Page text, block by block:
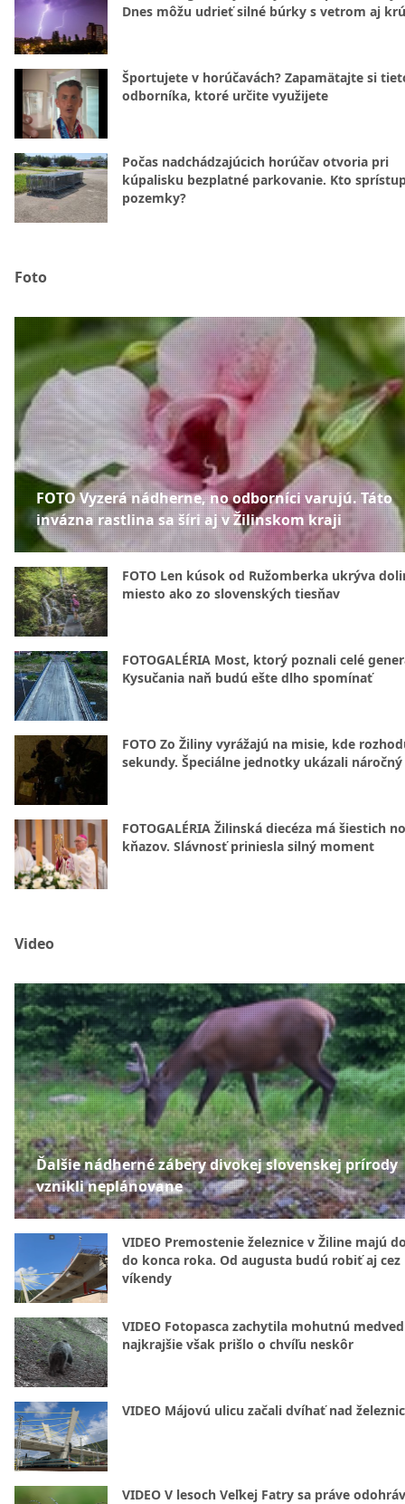
Dnes môžu udrieť silné búrky s vetrom aj
Športujete v horúčavách? Zapamätajte si
odborníka, ktoré určite využijete
Počas nadchádzajúcich horúčav otvoria pri
kúpalisku bezplatné parkovanie. Kto
pozemky?
Foto
FOTO Vyzerá nádherne, no odborníci varujú. Táto
invázna rastlina sa šíri aj v Žilinskom kraji
FOTO Len kúsok od Ružomberka ukrýva
miesto ako zo slovenských tiesňav
FOTOGALÉRIA Most, ktorý poznali celé
Kysučania naň budú ešte dlho spomínať
FOTO Zo Žiliny vyrážajú na misie, kde
sekundy. Špeciálne jednotky ukázali
FOTOGALÉRIA Žilinská diecéza má šiestich
kňazov. Slávnosť priniesla silný moment
Video
Ďalšie nádherné zábery divokej slovenskej prírody
vznikli neplánovane
VIDEO Premostenie železnice v Žiline majú
do konca roka. Od augusta budú robiť aj cez
víkendy
VIDEO Fotopasca zachytila mohutnú
najkrajšie však prišlo o chvíľu neskôr
VIDEO Májovú ulicu začali dvíhať nad
VIDEO V lesoch Veľkej Fatry sa práve